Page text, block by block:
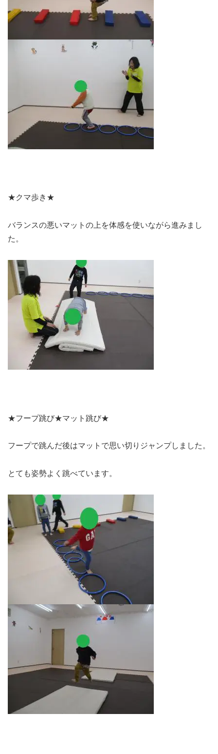
★クマ歩き★
バランスの悪いマットの上を体感を使いながら進みまし
た。
★フープ跳び★マット跳び★
フープで跳んだ後はマットで思い切りジャンプしました。
とても姿勢よく跳べています。